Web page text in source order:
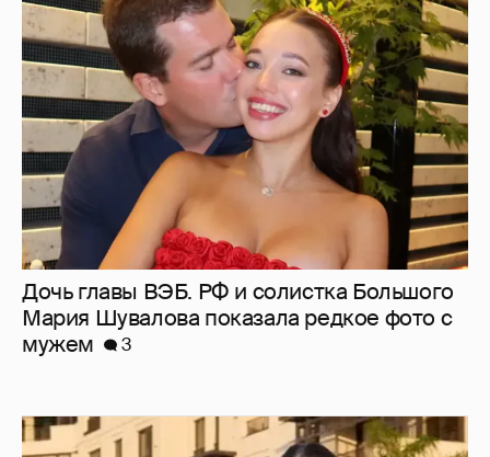
Дочь главы ВЭБ. РФ и солистка Большого
Мария Шувалова показала редкое фото с
мужем
3